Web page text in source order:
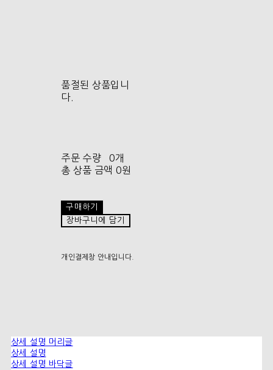
품절된 상품입니
다.
주문 수량
0개
총 상품 금액 0원
구매하기
장바구니에 담기
개인결제창 안내입니다.
상세 설명 머리글
상세 설명
상세 설명 바닥글